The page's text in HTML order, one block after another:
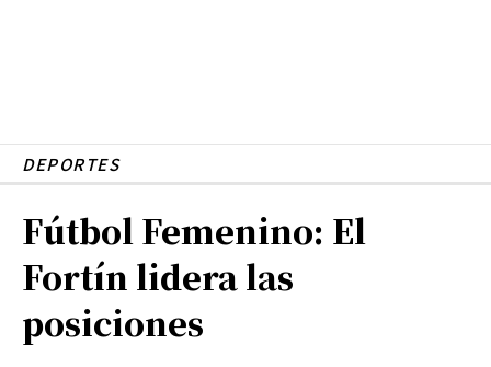
DEPORTES
Fútbol Femenino: El
Fortín lidera las
posiciones